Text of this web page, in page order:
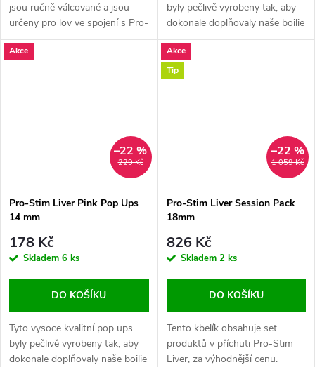
jsou ručně válcované a jsou
určeny pro lov ve spojení s Pro-
Stim Liver Boilies
byly pečlivě vyrobeny tak, aby
dokonale doplňovaly naše boilie
Pro-Stim Liver a další produkty
řady Pro-Stim Liver Boilie.
Akce
229 Kč
–22 %
Pro-Stim Liver Pink Pop Ups
14 mm
178 Kč
Skladem 6 ks
DO KOŠÍKU
Tyto vysoce kvalitní pop ups
byly pečlivě vyrobeny tak, aby
dokonale doplňovaly naše boilie
Akce
Tip
1 059 Kč
–22 %
Pro-Stim Liver Session Pack
18mm
826 Kč
Skladem 2 ks
DO KOŠÍKU
Tento kbelík obsahuje set
produktů v příchuti Pro-Stim
Liver, za výhodnější cenu.